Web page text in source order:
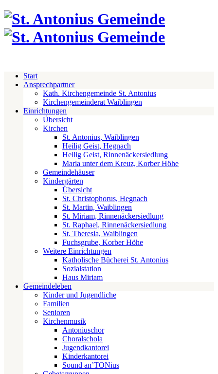
Start
Ansprechpartner
Kath. Kirchengemeinde St. Antonius
Kirchengemeinderat Waiblingen
Einrichtungen
Übersicht
Kirchen
St. Antonius, Waiblingen
Heilig Geist, Hegnach
Heilig Geist, Rinnenäckersiedlung
Maria unter dem Kreuz, Korber Höhe
Gemeindehäuser
Kindergärten
Übersicht
St. Christophorus, Hegnach
St. Martin, Waiblingen
St. Miriam, Rinnenäckersiedlung
St. Raphael, Rinnenäckersiedlung
St. Theresia, Waiblingen
Fuchsgrube, Korber Höhe
Weitere Einrichtungen
Katholische Bücherei St. Antonius
Sozialstation
Haus Miriam
Gemeindeleben
Kinder und Jugendliche
Familien
Senioren
Kirchenmusik
Antoniuschor
Choralschola
Jugendkantorei
Kinderkantorei
Sound an’TONius